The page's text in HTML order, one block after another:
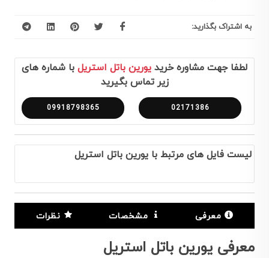
به اشتراک بگذارید:
لطفا جهت مشاوره خرید یورین باتل استریل با شماره های
زیر تماس بگیرید
02171386
09918798365
لیست فایل های مرتبط با یورین باتل استریل
معرفی مشخصات نظرات
معرفی یورین باتل استریل